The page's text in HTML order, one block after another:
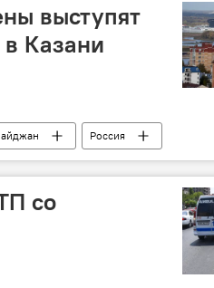
выступят
Казани
Россия
со